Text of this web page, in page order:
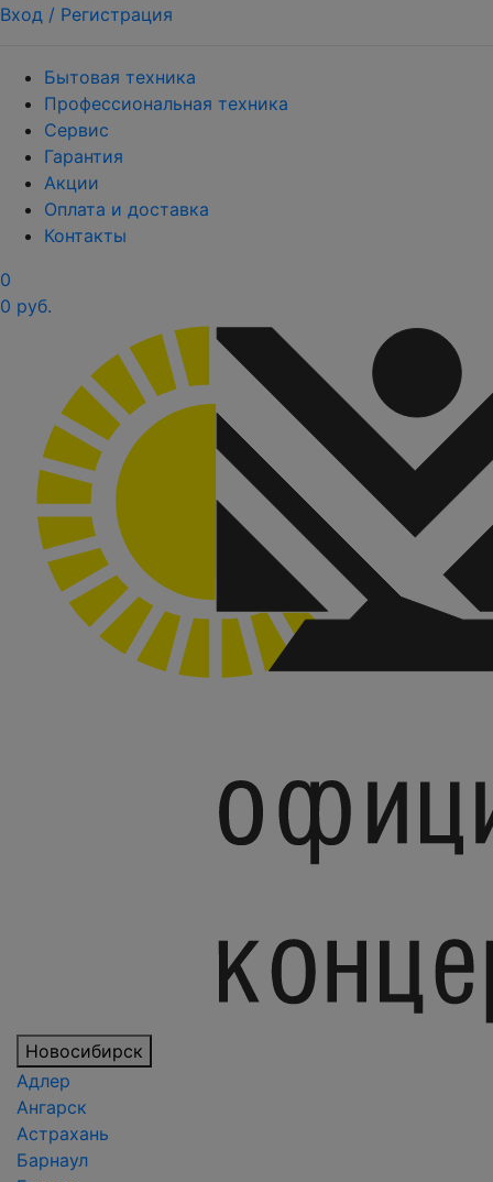
Вход / Регистрация
Бытовая техника
Профессиональная техника
Сервис
Гарантия
Акции
Оплата и доставка
Контакты
0
0 руб.
Новосибирск
Адлер
Ангарск
Астрахань
Барнаул